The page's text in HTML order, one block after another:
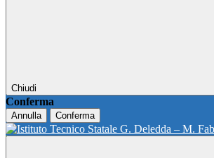
Chiudi
Conferma
Annulla Conferma